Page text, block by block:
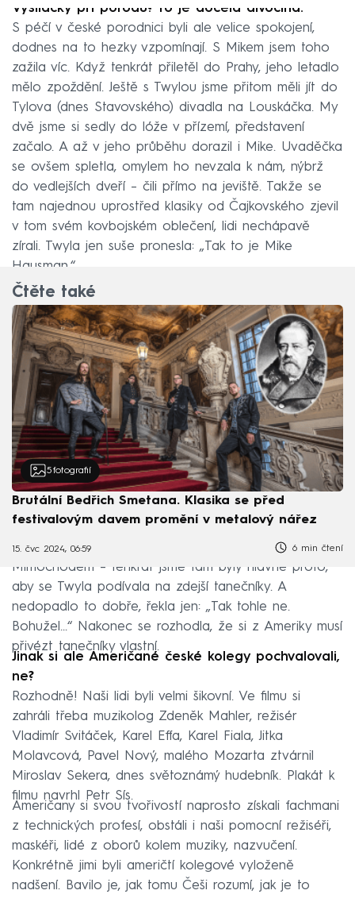
Vysílačky při porodu? To je docela divočina.
S péčí v české porodnici byli ale velice spokojení,
dodnes na to hezky vzpomínají. S Mikem jsem toho
zažila víc. Když tenkrát přiletěl do Prahy, jeho letadlo
mělo zpoždění. Ještě s Twylou jsme přitom měli jít do
Tylova (dnes Stavovského) divadla na Louskáčka. My
dvě jsme si sedly do lóže v přízemí, představení
začalo. A až v jeho průběhu dorazil i Mike. Uvaděčka
se ovšem spletla, omylem ho nevzala k nám, nýbrž
do vedlejších dveří – čili přímo na jeviště. Takže se
tam najednou uprostřed klasiky od Čajkovského zjevil
v tom svém kovbojském oblečení, lidi nechápavě
zírali. Twyla jen suše pronesla: „Tak to je Mike
Hausman.“
Čtěte také
5 fotografií
Brutální Bedřich Smetana. Klasika se před
festivalovým davem promění v metalový nářez
15. čvc 2024, 06:59 6 min čtení
Mimochodem – tenkrát jsme tam byly hlavně proto,
aby se Twyla podívala na zdejší tanečníky. A
nedopadlo to dobře, řekla jen: „Tak tohle ne.
Bohužel…“ Nakonec se rozhodla, že si z Ameriky musí
přivézt tanečníky vlastní.
Jinak si ale Američané české kolegy pochvalovali,
ne?
Rozhodně! Naši lidi byli velmi šikovní. Ve filmu si
zahráli třeba muzikolog Zdeněk Mahler, režisér
Vladimír Svitáček, Karel Effa, Karel Fiala, Jitka
Molavcová, Pavel Nový, malého Mozarta ztvárnil
Miroslav Sekera, dnes světoznámý hudebník. Plakát k
filmu navrhl Petr Sís.
Američany si svou tvořivostí naprosto získali fachmani
z technických profesí, obstáli i naši pomocní režiséři,
maskéři, lidé z oborů kolem muziky, nazvučení.
Konkrétně jimi byli američtí kolegové vyloženě
nadšení. Bavilo je, jak tomu Češi rozumí, jak je to